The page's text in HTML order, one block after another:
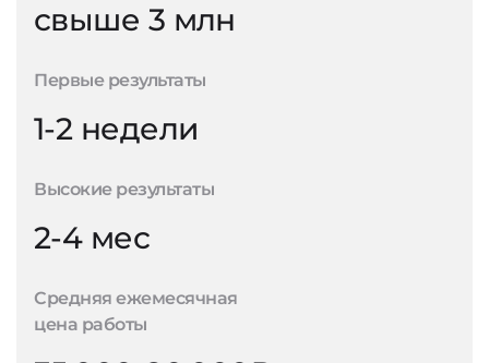
свыше 3 млн
Первые результаты
1-2 недели
Высокие результаты
2-4 мес
Средняя ежемесячная
цена работы